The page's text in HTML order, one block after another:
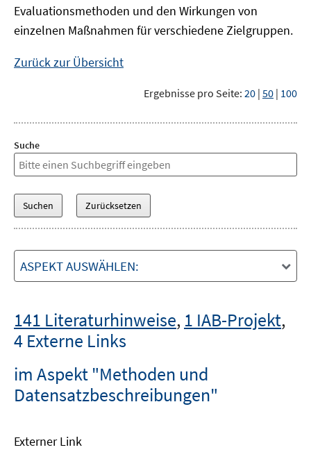
Evaluationsmethoden und den Wirkungen von
einzelnen Maßnahmen für verschiedene Zielgruppen.
Zurück zur Übersicht
Ergebnisse pro Seite: 20 | 50 | 100
Suche
ASPEKT AUSWÄHLEN:
141 Literaturhinweise, 1 IAB-Projekt,
4 Externe Links
im Aspekt "Methoden und
Datensatzbeschreibungen"
Externer Link